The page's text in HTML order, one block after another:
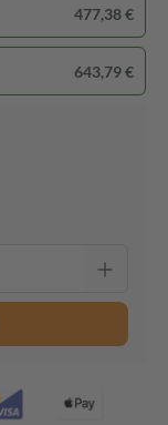
477,38 €
643,79 €